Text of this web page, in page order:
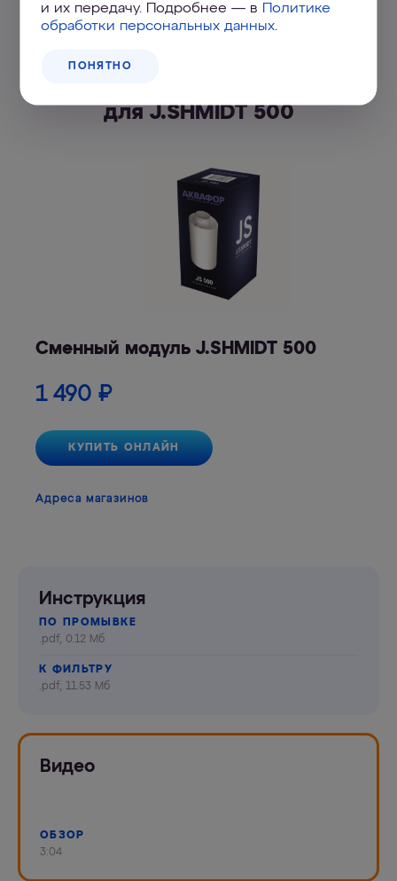
для J.SHMIDT 500
Сменный модуль J.SHMIDT 500
1 490 ₽
КУПИТЬ ОНЛАЙН
Адреса магазинов
Инструкция
ПО ПРОМЫВКЕ
.pdf, 0.12 Мб
К ФИЛЬТРУ
.pdf, 11.53 Мб
Видео
ОБЗОР
3:04
и их передачу. Подробнее — в Политике
обработки персональных данных.
ПОНЯТНО